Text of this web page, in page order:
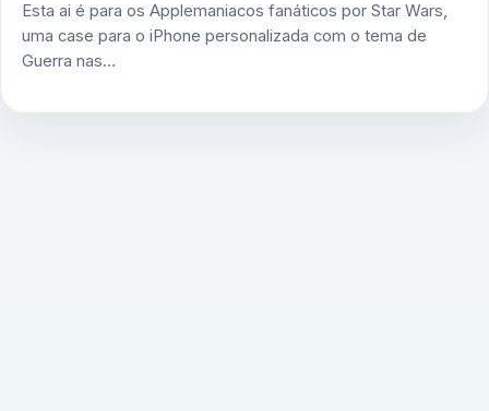
Esta ai é para os Applemaniacos fanáticos por Star Wars,
uma case para o iPhone personalizada com o tema de
Guerra nas…